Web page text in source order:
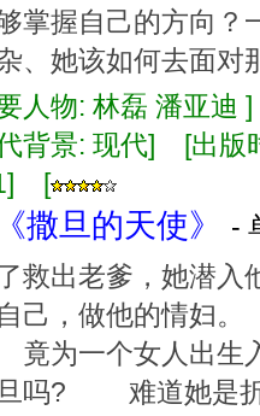
掌握自己的方向
、她该如何去面对
人物: 林磊 潘亚
背景: 现代] [出
[
撒旦的天使》
-
救出老爹，她潜
自己，做他的情
为一个女人出生
吗? 难道她是折